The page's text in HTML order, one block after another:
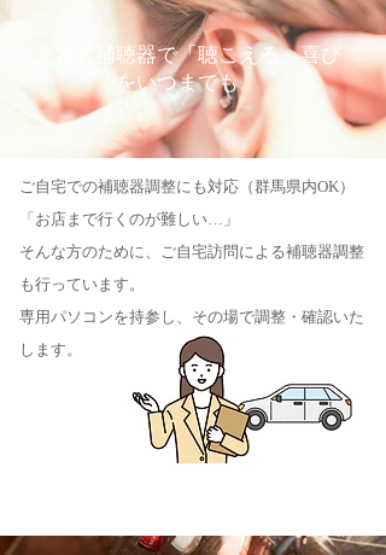
充電式補聴器で「聴こえる」喜び
をいつまでも。
ご自宅での補聴器調整にも対応（群馬県内OK）
「お店まで行くのが難しい…」
そんな方のために、ご自宅訪問による補聴器調整
も行っています。
専用パソコンを持参し、その場で調整・確認いた
します。